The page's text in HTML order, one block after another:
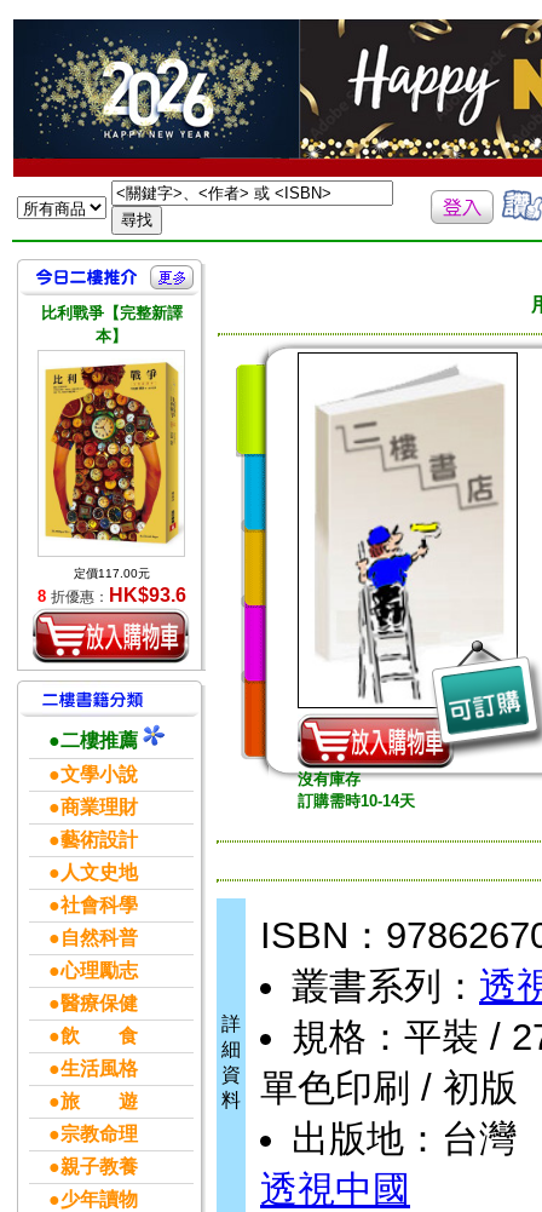
比利戰爭【完整新譯
本】
定價117.00元
8 折優惠： HK$93.6
●二樓推薦
●文學小說
●商業理財
●藝術設計
●人文史地
●社會科學
●自然科普
●心理勵志
●醫療保健
●飲 食
●生活風格
●旅 遊
●宗教命理
●親子教養
●少年讀物
沒有庫存
訂購需時10-14天
詳
細
資
料
ISBN：
叢書系列： 透
規格：平裝 /
單色印刷 / 初版
出版地：台灣
透視中國